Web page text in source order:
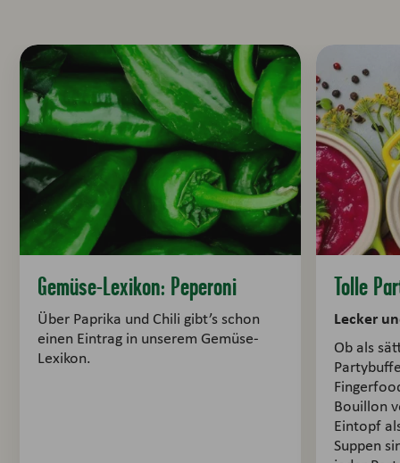
Gemüse-Lexikon: Peperoni
Über Paprika und Chili gibt’s schon
einen Eintrag in unserem Gemüse-
Lexikon.
Tolle
Lecker
Ob als
Bouillon
Eintopf
Suppen